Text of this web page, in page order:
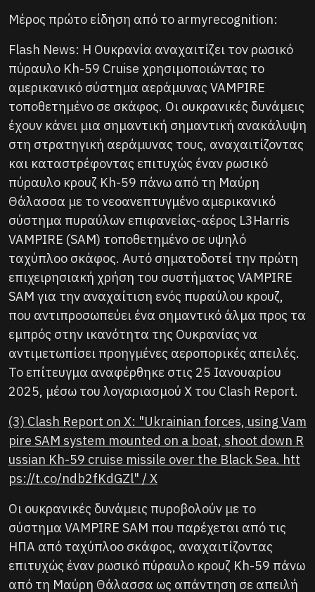
Μέρος πρώτο είδηση από το armyrecognition:
Flash News: Η Ουκρανία αναχαιτίζει τον ρωσικό
πύραυλο Kh-59 Cruise χρησιμοποιώντας το
αμερικανικό σύστημα αεράμυνας VAMPIRE
τοποθετημένο σε σκάφος. Οι ουκρανικές δυνάμεις
έχουν κάνει μια σημαντική σημαντική ανακάλυψη
στη στρατηγική αεράμυνας τους, αναχαιτίζοντας
και καταστρέφοντας επιτυχώς έναν ρωσικό
πύραυλο κρουζ Kh-59 πάνω από τη Μαύρη
Θάλασσα με το νεοανεπτυγμένο αμερικανικό
σύστημα πυραύλων επιφανείας-αέρος L3Harris
VAMPIRE (SAM) τοποθετημένο σε υψηλό
ταχύπλοο σκάφος. Αυτό σηματοδοτεί την πρώτη
επιχειρησιακή χρήση του συστήματος VAMPIRE
SAM για την αναχαίτιση ενός πυραύλου κρουζ,
που αντιπροσωπεύει ένα σημαντικό άλμα προς τα
εμπρός στην ικανότητα της Ουκρανίας να
αντιμετωπίσει προηγμένες αεροπορικές απειλές.
Το επίτευγμα αναφέρθηκε στις 25 Ιανουαρίου
2025, μέσω του λογαριασμού X του Clash Report.
(3) Clash Report on X: "Ukrainian forces, using Vam
pire SAM system mounted on a boat, shoot down R
ussian Kh-59 cruise missile over the Black Sea. htt
ps://t.co/ndb2fKdGZl" / X
Οι ουκρανικές δυνάμεις πυροβολούν με το
σύστημα VAMPIRE SAM που παρέχεται από τις
ΗΠΑ από ταχύπλοο σκάφος, αναχαιτίζοντας
επιτυχώς έναν ρωσικό πύραυλο κρουζ Kh-59 πάνω
από τη Μαύρη Θάλασσα ως απάντηση σε απειλή